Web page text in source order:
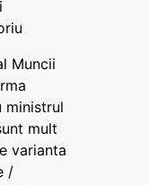
Muncii
ministrul
mult
varianta
/